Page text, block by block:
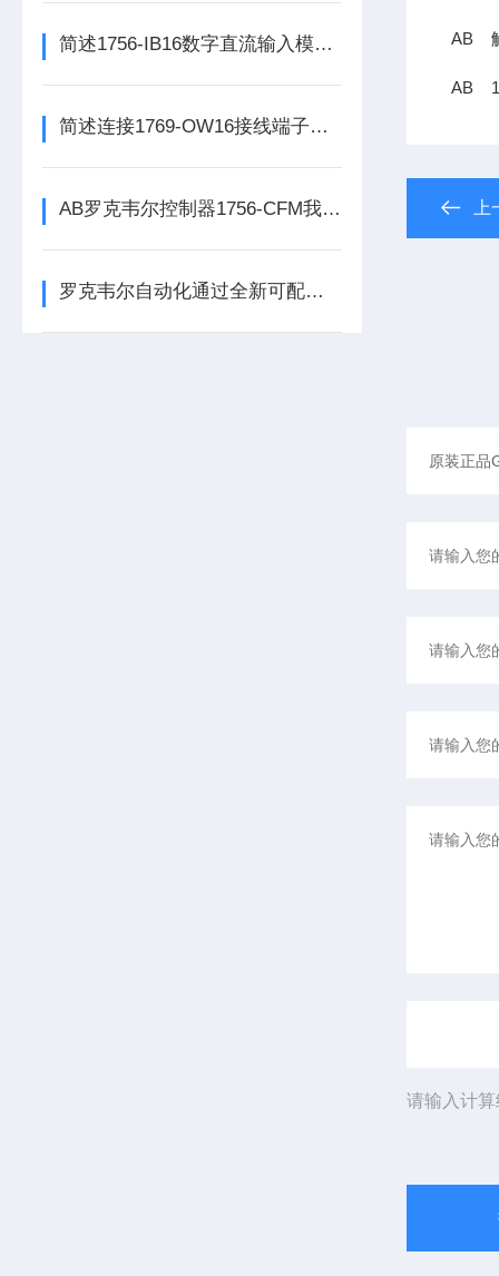
简述1756-IB16数字直流输入模块的正确安装步骤及注意事项
简述连接1769-OW16接线端子所需要注意的事项
AB罗克韦尔控制器1756-CFM我必承诺
罗克韦尔自动化通过全新可配置 I/O 模块提升制造灵活性
AB
AB
请输入计